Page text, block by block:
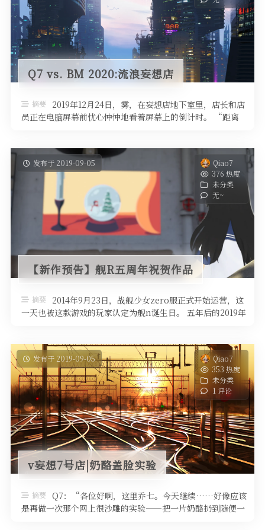
Q7 vs. BM 2020:流浪妄想店
摘要
2019年12月24日，雾，在妄想店地下室里，店长和店
员正在电脑屏幕前忧心忡忡地看着屏幕上的倒计时。 “距离
发布于 2019-09-05
Qiao7
376 热度
未分类
无~
【新作预告】舰R五周年祝贺作品
摘要
2014年9月23日，战舰少女zero服正式开始运营，这
一天也被这款游戏的玩家认定为舰n诞生日。 五年后的2019年
发布于 2019-09-05
Qiao7
353 热度
未分类
1 评论
v妄想7号店|奶酪盖脸实验
摘要 Q7：“各位好啊，这里乔七。今天继续……好像应该
是再做一次那个网上很沙雕的实验——把一片奶酪扔到随便一